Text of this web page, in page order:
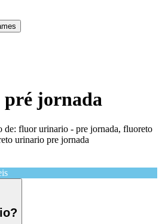
jornada
de: fluor urinario - pre jornada, fluoreto
urinario pre jornada